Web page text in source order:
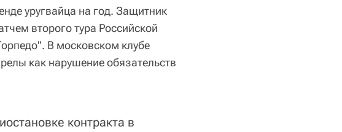
уругвайца на год. Защитник
второго тура Российской
В московском клубе
как нарушение обязательств
контракта в